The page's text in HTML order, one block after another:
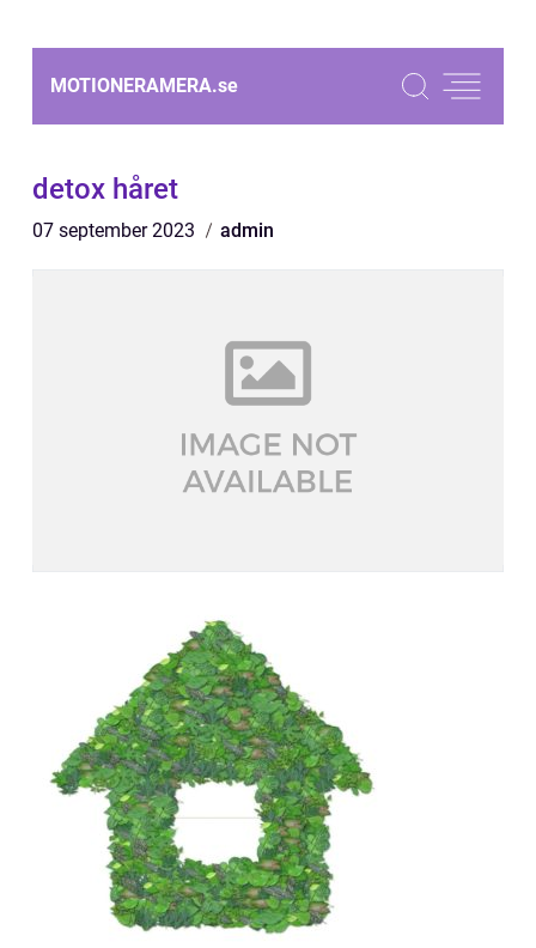
MOTIONERAMERA.se
detox håret
07 september 2023 admin